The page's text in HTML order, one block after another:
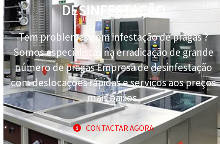
DESINFESTAÇÃO
Tem problemas com infestação de pragas ?
Somos especialistas na erradicação de grande
número de pragas Empresa de desinfestação
com deslocações rápidas e serviços aos preços
mais baixos.
CONTACTAR AGORA